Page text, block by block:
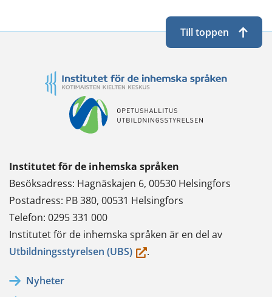
Institutet för de inhemska språken
Besöksadress: Hagnäskajen 6, 00530 Helsingfors
Postadress: PB 380, 00531 Helsingfors
Telefon: 0295 331 000
Institutet för de inhemska språken är en del av
Utbildningsstyrelsen (UBS)(du.
Nyheter
Till toppen